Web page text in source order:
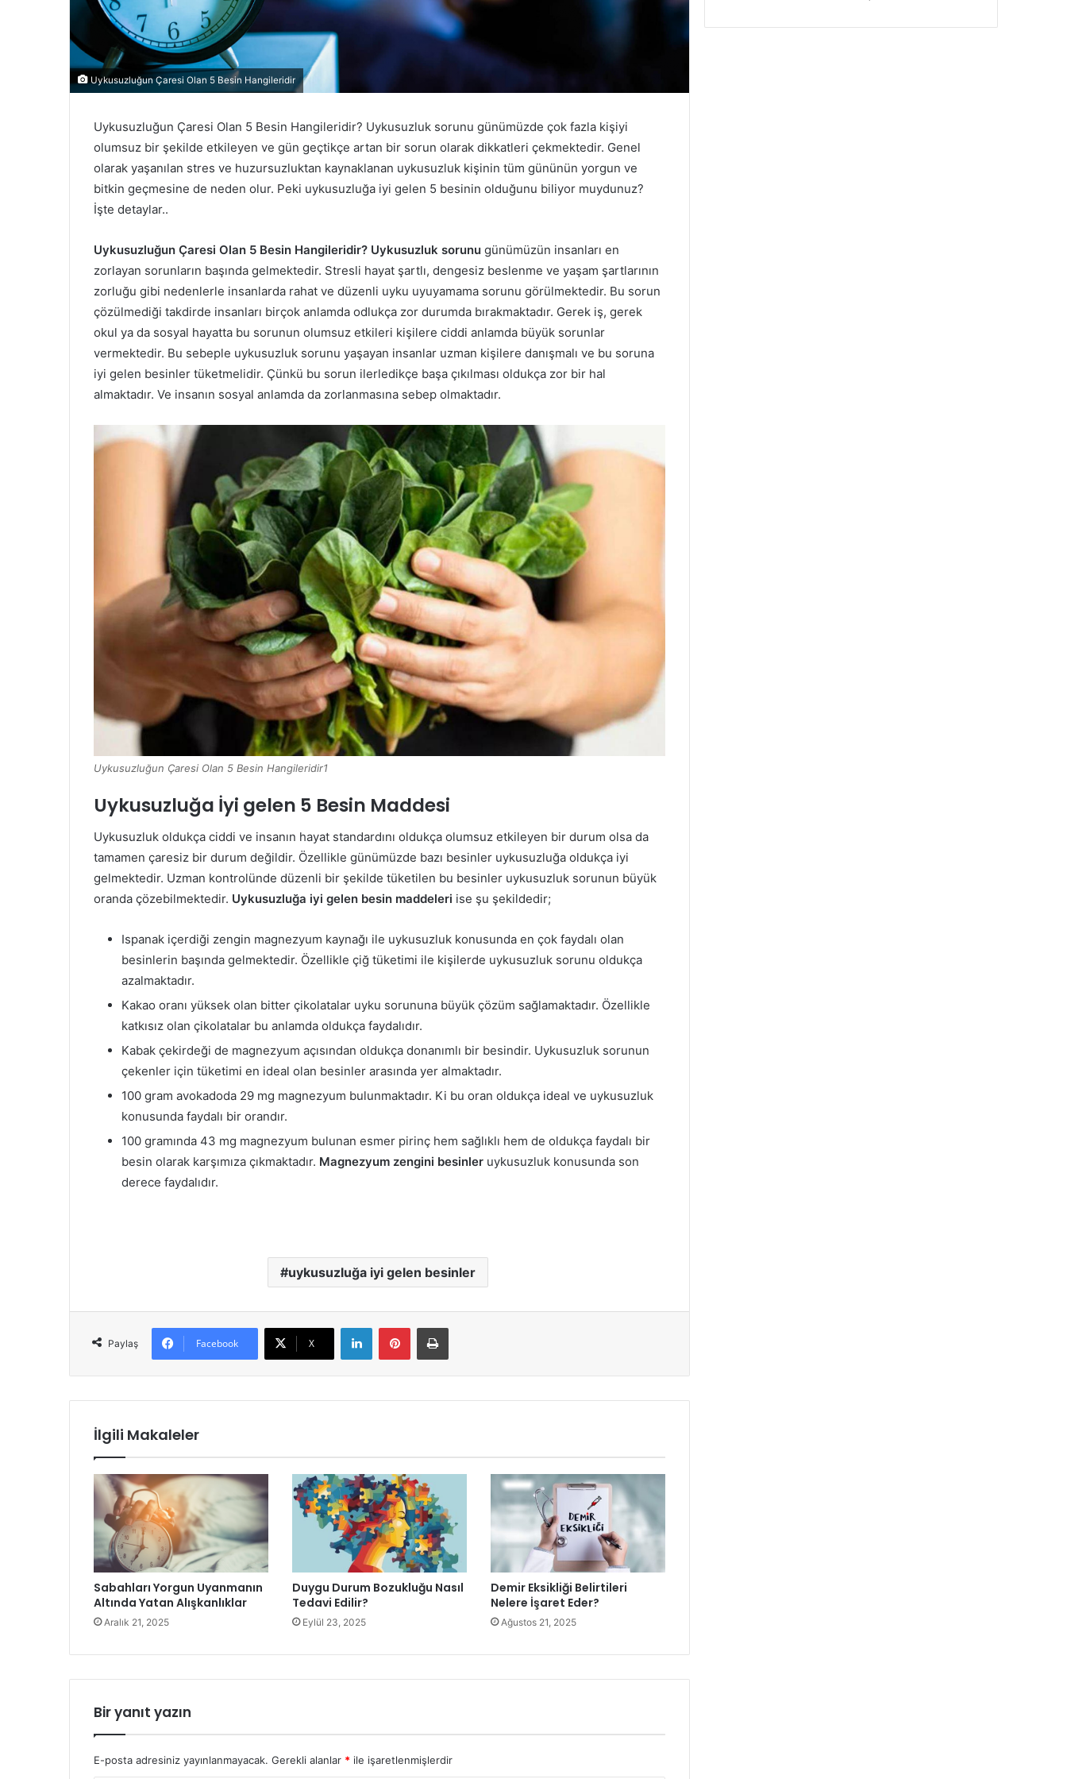
Uykusuzluğun Çaresi Olan 5 Besin Hangileridir
Uykusuzluğun Çaresi Olan 5 Besin Hangileridir? Uykusuzluk sorunu günümüzde çok fazla kişiyi
olumsuz bir şekilde etkileyen ve gün geçtikçe artan bir sorun olarak dikkatleri çekmektedir. Genel
olarak yaşanılan stres ve huzursuzluktan kaynaklanan uykusuzluk kişinin tüm gününün yorgun ve
bitkin geçmesine de neden olur. Peki uykusuzluğa iyi gelen 5 besinin olduğunu biliyor muydunuz?
İşte detaylar..
Uykusuzluğun Çaresi Olan 5 Besin Hangileridir? Uykusuzluk sorunu günümüzün insanları en
zorlayan sorunların başında gelmektedir. Stresli hayat şartlı, dengesiz beslenme ve yaşam şartlarının
zorluğu gibi nedenlerle insanlarda rahat ve düzenli uyku uyuyamama sorunu görülmektedir. Bu sorun
çözülmediği takdirde insanları birçok anlamda odlukça zor durumda bırakmaktadır. Gerek iş, gerek
okul ya da sosyal hayatta bu sorunun olumsuz etkileri kişilere ciddi anlamda büyük sorunlar
vermektedir. Bu sebeple uykusuzluk sorunu yaşayan insanlar uzman kişilere danışmalı ve bu soruna
iyi gelen besinler tüketmelidir. Çünkü bu sorun ilerledikçe başa çıkılması oldukça zor bir hal
almaktadır. Ve insanın sosyal anlamda da zorlanmasına sebep olmaktadır.
Uykusuzluğun Çaresi Olan 5 Besin Hangileridir1
Uykusuzluğa İyi gelen 5 Besin Maddesi
Uykusuzluk oldukça ciddi ve insanın hayat standardını oldukça olumsuz etkileyen bir durum olsa da
tamamen çaresiz bir durum değildir. Özellikle günümüzde bazı besinler uykusuzluğa oldukça iyi
gelmektedir. Uzman kontrolünde düzenli bir şekilde tüketilen bu besinler uykusuzluk sorunun büyük
oranda çözebilmektedir. Uykusuzluğa iyi gelen besin maddeleri ise şu şekildedir;
Ispanak içerdiği zengin magnezyum kaynağı ile uykusuzluk konusunda en çok faydalı olan
besinlerin başında gelmektedir. Özellikle çiğ tüketimi ile kişilerde uykusuzluk sorunu oldukça
azalmaktadır.
Kakao oranı yüksek olan bitter çikolatalar uyku sorununa büyük çözüm sağlamaktadır. Özellikle
katkısız olan çikolatalar bu anlamda oldukça faydalıdır.
Kabak çekirdeği de magnezyum açısından oldukça donanımlı bir besindir. Uykusuzluk sorunun
çekenler için tüketimi en ideal olan besinler arasında yer almaktadır.
100 gram avokadoda 29 mg magnezyum bulunmaktadır. Ki bu oran oldukça ideal ve uykusuzluk
konusunda faydalı bir orandır.
100 gramında 43 mg magnezyum bulunan esmer pirinç hem sağlıklı hem de oldukça faydalı bir
besin olarak karşımıza çıkmaktadır. Magnezyum zengini besinler uykusuzluk konusunda son
derece faydalıdır.
uykusuzluğa iyi gelen besinler
Paylaş Facebook X
LinkedInPinterestYazdır
İlgili Makaleler
Sabahları Yorgun Uyanmanın
Altında Yatan Alışkanlıklar
Aralık 21, 2025
Duygu Durum Bozukluğu Nasıl
Tedavi Edilir?
Eylül 23, 2025
Demir Eksikliği Belirtileri
Nelere İşaret Eder?
Ağustos 21, 2025
Bir yanıt yazın
E-posta adresiniz yayınlanmayacak. Gerekli alanlar * ile işaretlenmişlerdir